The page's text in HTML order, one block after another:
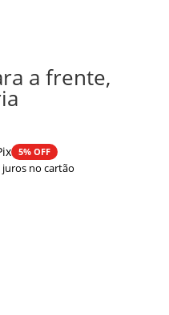
a frente,
5% OFF
no cartão